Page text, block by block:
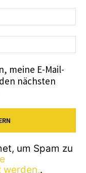
meine E-Mail-
nächsten
um Spam zu
werden..